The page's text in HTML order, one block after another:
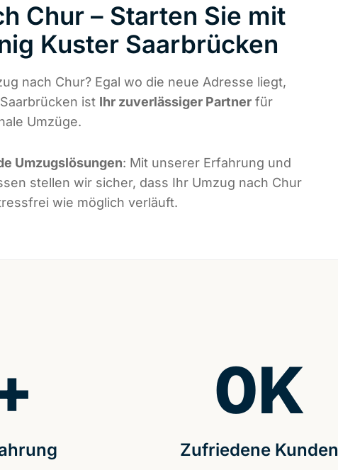
Chur – Starten Sie mit
Kuster Saarbrücken
nach Chur? Egal wo die neue Adresse liegt,
ist Ihr zuverlässiger Partner für
Umzüge.
Umzugslösungen: Mit unserer Erfahrung und
stellen wir sicher, dass Ihr Umzug nach Chur
wie möglich verläuft.
Zufriedene Kunden
0K